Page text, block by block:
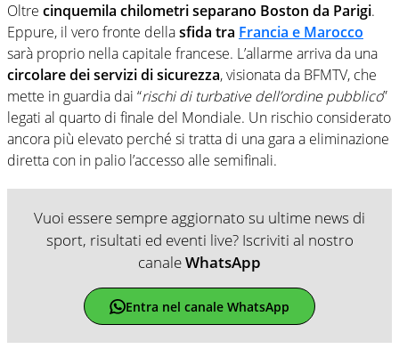
Oltre cinquemila chilometri separano Boston da Parigi.
Eppure, il vero fronte dellasfida tra Francia e Marocco
sarà proprio nella capitale francese. L’allarme arriva da una
circolare dei servizi di sicurezza, visionata da BFMTV, che
mette in guardia dai “rischi di turbative dell’ordine pubblico”
legati al quarto di finale del Mondiale. Un rischio considerato
ancora più elevato perché si tratta di una gara a eliminazione
diretta con in palio l’accesso alle semifinali.
Vuoi essere sempre aggiornato su ultime news di
sport, risultati ed eventi live? Iscriviti al nostro
canaleWhatsApp
Entra nel canale WhatsApp